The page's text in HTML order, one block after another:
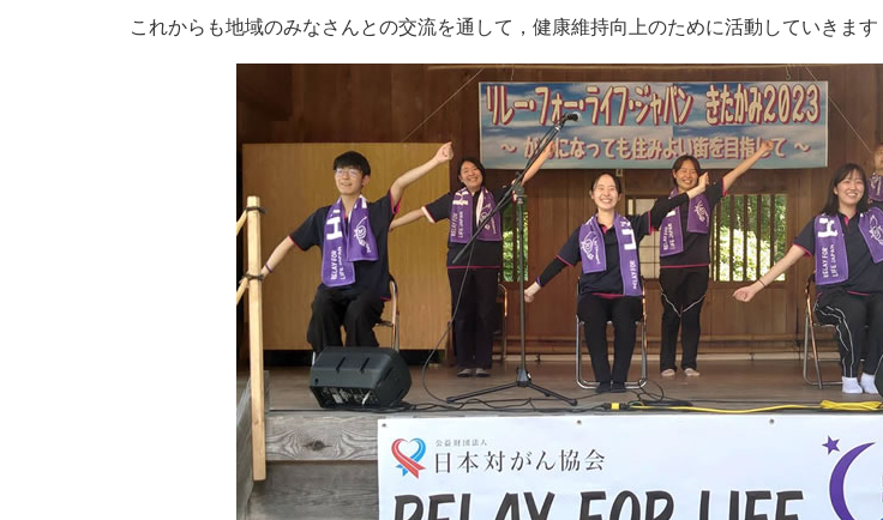
これからも地域のみなさんとの交流を通して，健康維持向上のために活動していきます